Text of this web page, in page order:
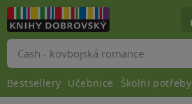
Vyhledávání
Bestsellery Učebnice Školní potřeby